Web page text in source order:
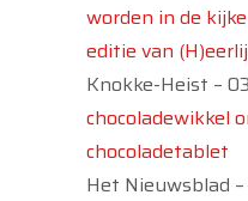
worden in de
editie van
Knokke-Heist –
chocoladewikkel
chocoladetablet
Het Nieuwsblad –